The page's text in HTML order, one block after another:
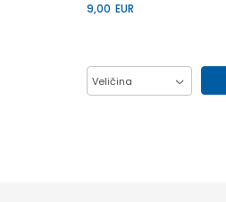
9,00 EUR
Veličina